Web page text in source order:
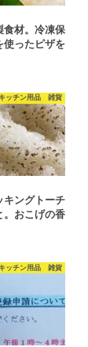
食材。冷凍保
使ったピザを
キッチン用品 雑貨
キングトーチ
。おこげの香
キッチン用品 雑貨